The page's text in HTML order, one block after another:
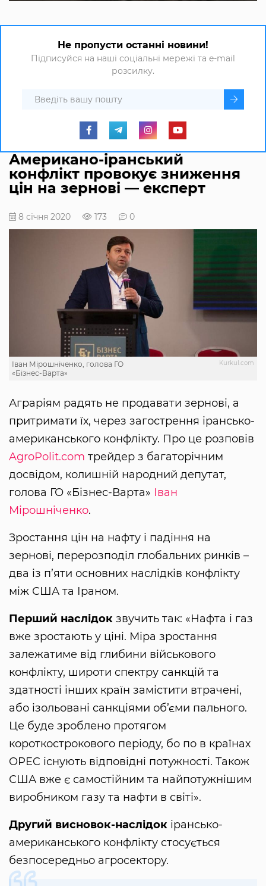
Не пропусти останні новини!
Підписуйся на наші соціальні мережі та e-mail
розсилку.
Американо-іранський
конфлікт провокує зниження
цін на зернові — експерт
8 січня 2020 173 0
Kurkul.com
Іван Мірошніченко, голова ГО
«Бізнес-Варта»
Аграріям радять не продавати зернові, а
притримати їх, через загострення ірансько-
американського конфлікту. Про це розповів
AgroPolit.com трейдер з багаторічним
досвідом, колишній народний депутат,
голова ГО «Бізнес-Варта» Іван
Мірошніченко.
Зростання цін на нафту і падіння на
зернові, перерозподіл глобальних ринків –
два із п’яти основних наслідків конфлікту
між США та Іраном.
Перший наслідок звучить так: «Нафта і газ
вже зростають у ціні. Міра зростання
залежатиме від глибини військового
конфлікту, широти спектру санкцій та
здатності інших країн замістити втрачені,
або ізольовані санкціями об’єми пального.
Це буде зроблено протягом
короткострокового періоду, бо по в країнах
OPEC існують відповідні потужності. Також
США вже є самостійним та найпотужнішим
виробником газу та нафти в світі».
Другий висновок-наслідок ірансько-
американського конфлікту стосується
безпосередньо агросектору.